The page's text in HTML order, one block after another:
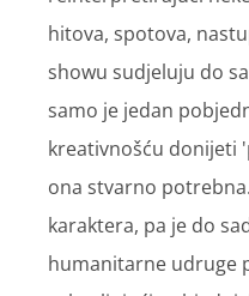
hitova, spotova,
showu sudjeluju do
samo je jedan
kreativnošću donijeti
ona stvarno
karaktera, pa je do
humanitarne udruge